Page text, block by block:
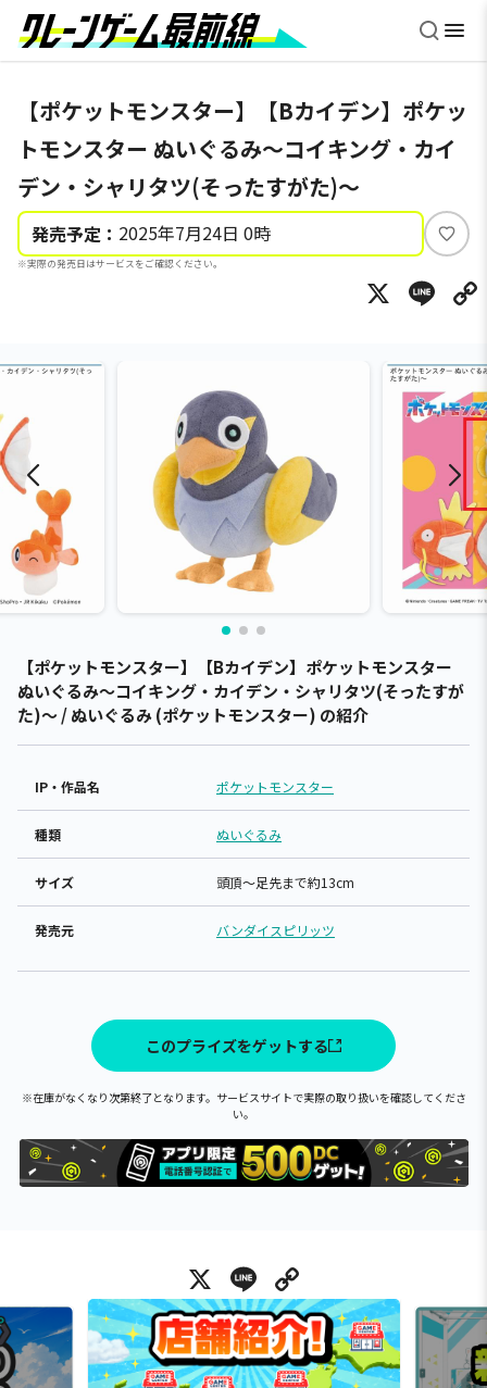
【ポケットモンスター】【Bカイデン】ポケッ
トモンスター ぬいぐるみ～コイキング・カイ
デン・シャリタツ(そったすがた)～
発売予定： 2025年7月24日 0時
※実際の発売日はサービスをご確認ください。
い
ね
X
【ポケットモンスター】【Bカイデン】ポケットモンスター
ぬいぐるみ～コイキング・カイデン・シャリタツ(そったすが
た)～ / ぬいぐるみ (ポケットモンスター) の紹介
IP・作品名 ポケットモンスター
種類 ぬいぐるみ
サイズ 頭頂～足先まで約13cm
発売元 バンダイスピリッツ
このプライズをゲットする
※在庫がなくなり次第終了となります。サービスサイトで実際の取り扱いを確認してくださ
い。
X Line